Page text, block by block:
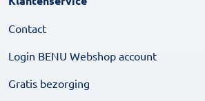
Contact
Login BENU Webshop account
Gratis bezorging